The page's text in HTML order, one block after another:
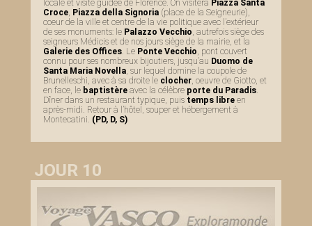
locale et visite guidée de Florence. On visitera Piazza Santa
Croce, Piazza della Signoria (place de la Seigneurie),
coeur de la ville et centre de la vie politique avec l’extérieur
de ses monuments: le Palazzo Vecchio, autrefois siège des
seigneurs Médicis et de nos jours siège de la mairie, et la
Galerie des Offices. Le Ponte Vecchio, pont couvert
connu pour ses nombreux bijoutiers, jusqu’au Duomo de
Santa Maria Novella, sur lequel domine la coupole de
Brunelleschi, avec à sa droite le clocher, oeuvre de Giotto, et
en face, le baptistère avec la célèbre porte du Paradis.
Dîner dans un restaurant typique, puis temps libre en
après-midi. Retour à l’hôtel, souper et hébergement à
Montecatini. (PD, D, S)
JOUR 10